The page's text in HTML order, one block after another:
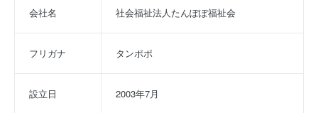
会社名 社会福祉法人たんぽぽ福祉会
フリガナ タンポポ
設立日 2003年7月